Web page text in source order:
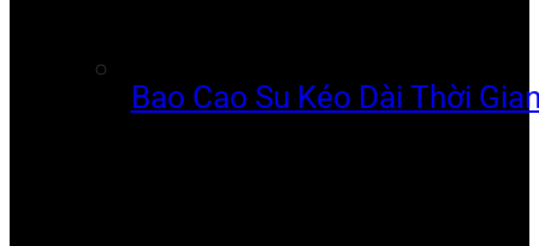
Bao Cao Su Kéo Dài Thời